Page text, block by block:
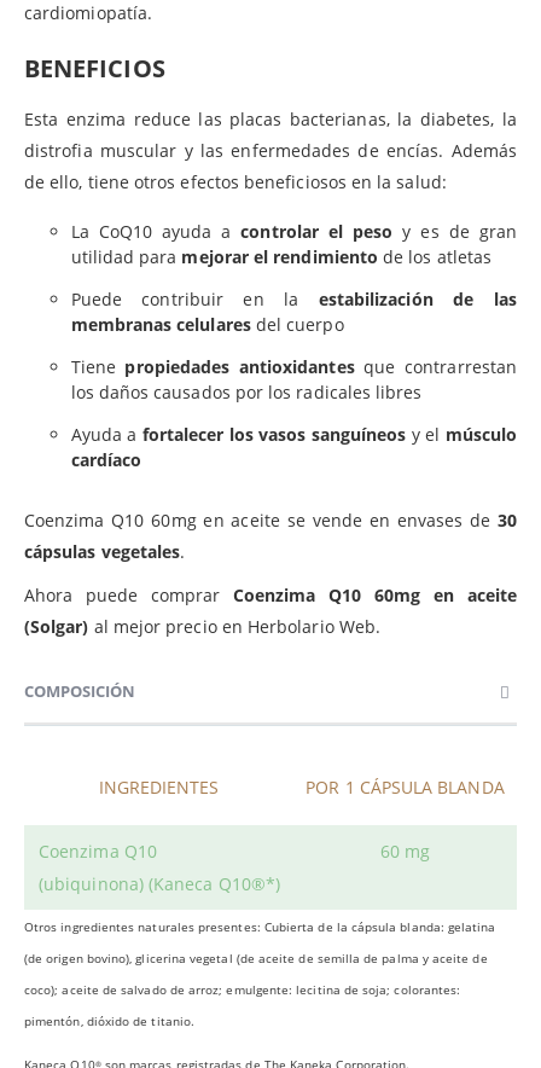
cardiomiopatía.
BENEFICIOS
Esta enzima reduce las placas bacterianas, la diabetes, la
distrofia muscular y las enfermedades de encías. Además
de ello, tiene otros efectos beneficiosos en la salud:
La CoQ10 ayuda acontrolar el peso y es de gran
utilidad para mejorar el rendimiento de los atletas
Puede contribuir en la estabilización de las
membranas celularesdel cuerpo
Tiene propiedades antioxidantesque contrarrestan
los daños causados por los radicales libres
Ayuda a fortalecer los vasos sanguíneos y el músculo
cardíaco
Coenzima Q10 60mg en aceite se vende en envases de 30
cápsulas vegetales.
Ahora puede comprar Coenzima Q10 60mg en aceite
(Solgar) al mejor precio en Herbolario Web.
COMPOSICIÓN
INGREDIENTES POR 1 CÁPSULA BLANDA
Coenzima Q10
(ubiquinona) (Kaneca Q10®*)
60 mg
Otros ingredientes naturales presentes: Cubierta de la cápsula blanda: gelatina
(de origen bovino), glicerina vegetal (de aceite de semilla de palma y aceite de
coco); aceite de salvado de arroz; emulgente: lecitina de soja; colorantes:
pimentón, dióxido de titanio.
®